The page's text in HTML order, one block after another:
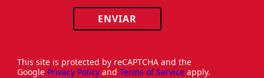
ENVIAR
This site is protected by reCAPTCHA and the
Google Privacy Policy and Terms of Service apply.